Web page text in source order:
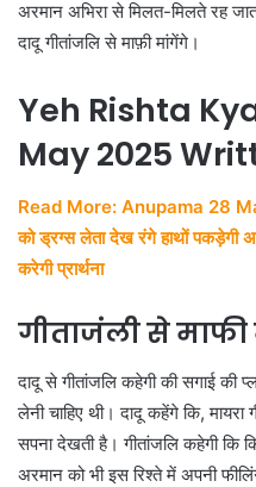
अरमान अभिरा से मिलत-मिलते रह
दादू गीतांजलि से माफ़ी मांगेंगे।
Yeh Rishta
May 2025
Read More: Anupama 28
को ड्रग्स लेता देख रंगे हाथों पकड़ेगी
करेगी प्रार्थना
गीताजंली से माफी
दादू से गीतांजलि कहेगी की सगाई की
लेनी चाहिए थी। दादू कहेंगे कि,
सपना देखती है। गीतांजलि कहेगी कि
अरमान को भी इस रिश्ते में अपनी